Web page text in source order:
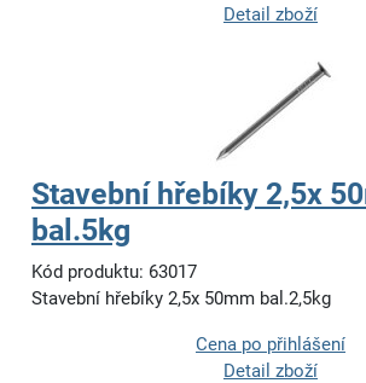
Detail zboží
Stavební hřebíky 2,5x
bal.5kg
Kód produktu: 63017
Stavební hřebíky 2,5x 50mm bal.2,5kg
Cena po přihlášení
Detail zboží